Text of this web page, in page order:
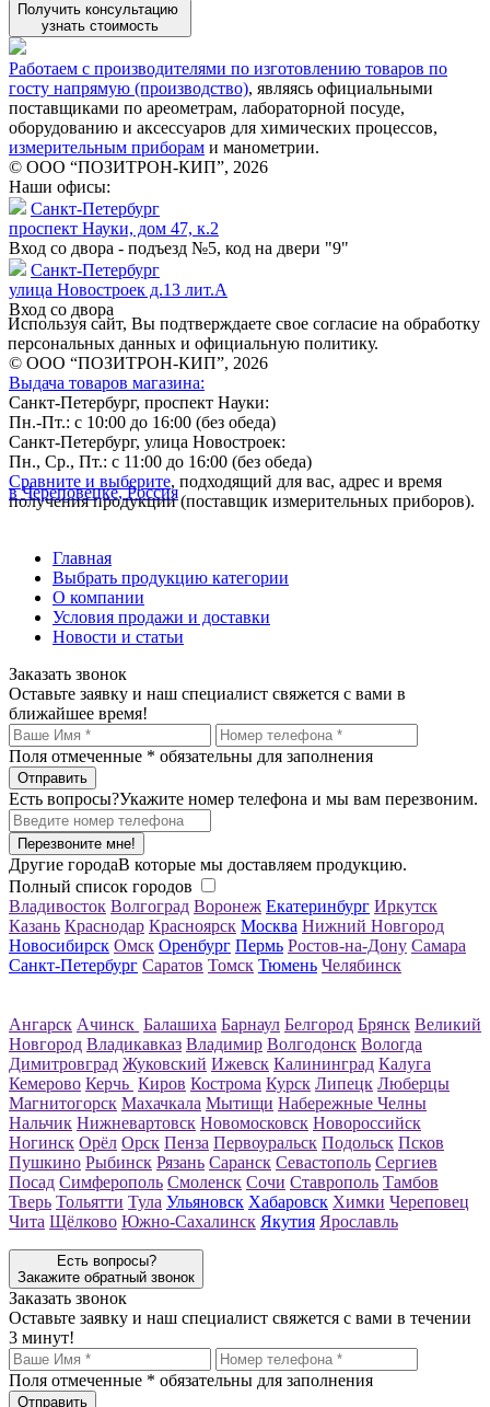
Получить консультацию
узнать стоимость
Работаем с производителями по изготовлению товаров по
госту напрямую (производство), являясь официальными
поставщиками по ареометрам, лабораторной посуде,
оборудованию и аксессуаров для химических процессов,
измерительным приборам и манометрии.
© ООО “ПОЗИТРОН-КИП”, 2026
Наши офисы:
Санкт-Петербург
проспект Науки, дом 47, к.2
Вход со двора - подъезд №5, код на двери "9"
Санкт-Петербург
улица Новостроек д.13 лит.А
Вход со двора
Используя сайт, Вы подтверждаете свое согласие на обработку
персональных данных и официальную политику.
© ООО “ПОЗИТРОН-КИП”, 2026
Выдача товаров магазина:
Санкт-Петербург, проспект Науки:
Пн.-Пт.: с 10:00 до 16:00 (без обеда)
Санкт-Петербург, улица Новостроек:
Пн., Ср., Пт.: с 11:00 до 16:00 (без обеда)
Сравните и выберите, подходящий для вас, адрес и время
получения продукции (поставщик измерительных приборов).
в Череповецке, Россия
Главная
Выбрать продукцию категории
О компании
Условия продажи и доставки
Новости и статьи
Заказать звонок
Оставьте заявку и наш специалист свяжется с вами в
ближайшее время!
Поля отмеченные * обязательны для заполнения
Есть вопросы?Укажите номер телефона и мы вам перезвоним.
Перезвоните мне!
Другие городаВ которые мы доставляем продукцию.
Полный список городов
Владивосток Волгоград Воронеж Екатеринбург Иркутск
Казань Краснодар Красноярск Москва Нижний Новгород
Новосибирск Омск Оренбург Пермь Ростов-на-Дону Самара
Санкт-Петербург Саратов Томск Тюмень Челябинск
Ангарск Ачинск Балашиха Барнаул Белгород Брянск Великий
Новгород Владикавказ Владимир Волгодонск Вологда
Димитровград Жуковский Ижевск Калининград Калуга
Кемерово Керчь Киров Кострома Курск Липецк Люберцы
Магнитогорск Махачкала Мытищи Набережные Челны
Нальчик Нижневартовск Новомосковск Новороссийск
Ногинск Орёл Орск Пенза Первоуральск Подольск Псков
Пушкино Рыбинск Рязань Саранск Севастополь Сергиев
Посад Симферополь Смоленск Сочи Ставрополь Тамбов
Тверь Тольятти Тула Ульяновск Хабаровск Химки Череповец
Чита Щёлково Южно-Сахалинск Якутия Ярославль
Есть вопросы?
Закажите обратный звонок
Заказать звонок
Оставьте заявку и наш специалист свяжется с вами в течении
3 минут!
Поля отмеченные * обязательны для заполнения